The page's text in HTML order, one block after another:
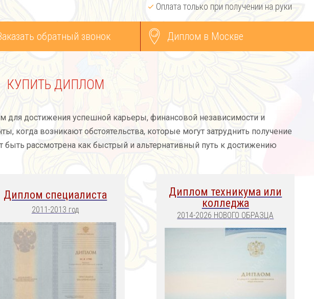
Оплата только при получении на руки
обратный звонок Диплом в Москве
КУПИТЬ ДИПЛОМ
для достижения успешной карьеры, финансовой независимости и
когда возникают обстоятельства, которые могут затруднить получение
быть рассмотрена как быстрый и альтернативный путь к достижению
Диплом специалиста
2011-2013 год
Диплом техникума или
колледжа
2014-2026 НОВОГО ОБРАЗЦА